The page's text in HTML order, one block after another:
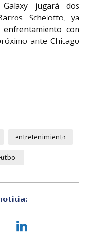
jugará dos
Schelotto, ya
con
ante Chicago
entretenimiento
Futbol